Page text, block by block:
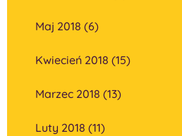
Maj 2018 (6)
Kwiecień 2018 (15)
Marzec 2018 (13)
Luty 2018 (11)